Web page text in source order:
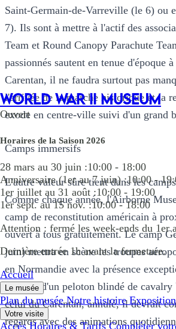
WORLD WAR II MUSEUM
Ouvert
Horaires de la Saison 2026
28 mars au 30 juin :10:00 - 18:00
Anniversaire (1er au 7 juin) :10:00 -
1er juillet au 31 août :10:00 - 19:00
1er sept. au 15 nov. :10:00 - 18:00
Attention : fermé les week-ends du 1er
Dernière entrée 1h avant la fermeture.
Accueil
Le musée
Plan du muséeNotre histoire
Votre visite
AccèsHoraires & TarifsCompléter
Saint-Germain-de-Varreville (le 6) ou
7). Ils sont à mettre à l'actif des
Team et Round Canopy Parachute
passionnés sautent en tenue d'époque
Carentan, il ne faudra surtout pas
l'arrivée de la marche historique et la
exode en centre-ville suivi d'un grand
Camps immersifs
L'autre valeur sûre tient dans les
Comme chaque année, l'Airborne
camp de reconstitution américain à
ouvert à tous gratuitement. Le camp
juin) mettra en scène les troupes
en Normandie avec la présence
chars et d'un peloton blindé de cavalry
celui du Carentan, annulé, il devrait
regards avec des animations